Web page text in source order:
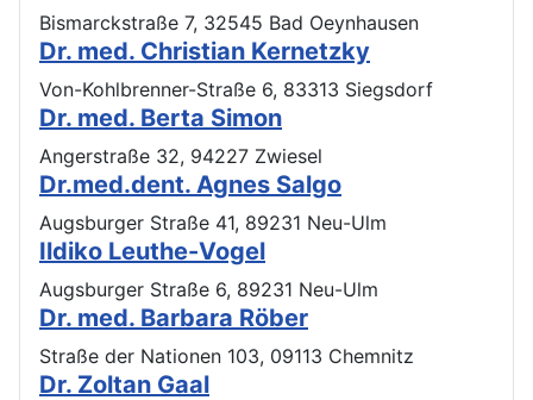
Bismarckstraße 7, 32545 Bad Oeynhausen
Dr. med. Christian Kernetzky
Von-Kohlbrenner-Straße 6, 83313 Siegsdorf
Dr. med. Berta Simon
Angerstraße 32, 94227 Zwiesel
Dr.med.dent. Agnes Salgo
Augsburger Straße 41, 89231 Neu-Ulm
Ildiko Leuthe-Vogel
Augsburger Straße 6, 89231 Neu-Ulm
Dr. med. Barbara Röber
Straße der Nationen 103, 09113 Chemnitz
Dr. Zoltan Gaal